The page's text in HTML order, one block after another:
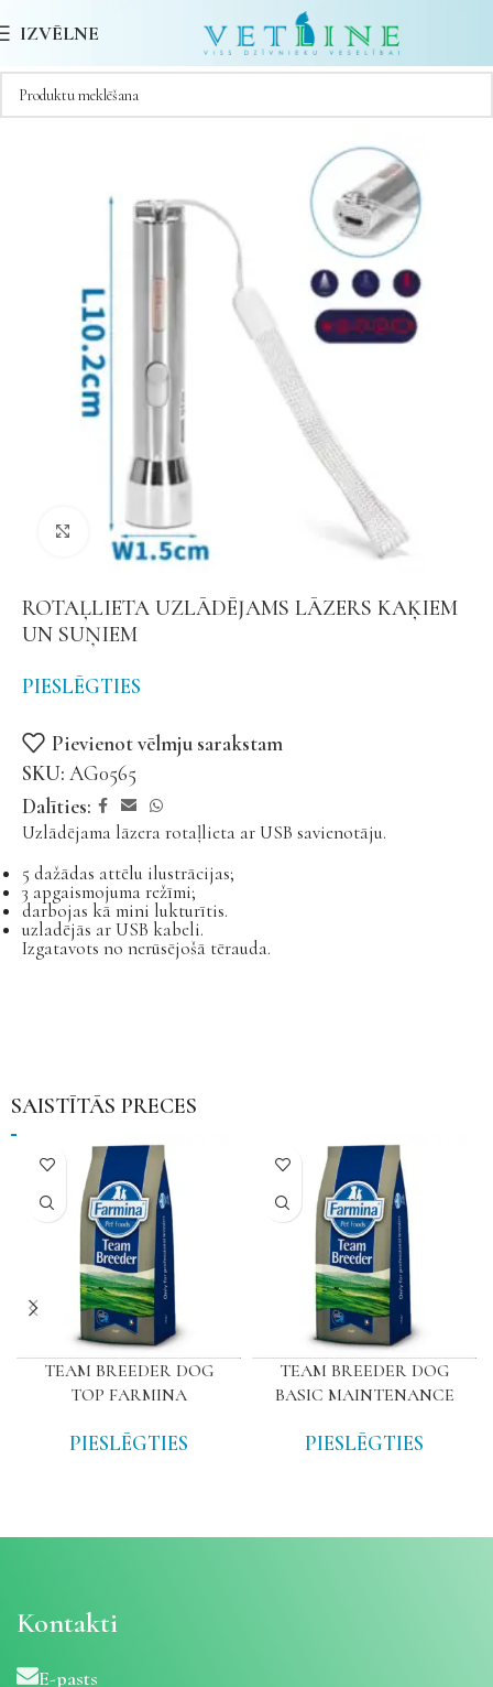
IZVĒLNE
Noklikšķiniet, lai palielinātu
ROTAĻLIETA UZLĀDĒJAMS LĀZERS KAĶIEM
UN SUŅIEM
PIESLĒGTIES
Pievienot vēlmju sarakstam
SKU: AG0565
Dalīties:
Uzlādējama lāzera rotaļlieta ar USB savienotāju.
5 dažādas attēlu ilustrācijas;
3 apgaismojuma režīmi;
darbojas kā mini lukturītis.
uzladējās ar USB kabeli.
Izgatavots no nerūsējošā tērauda.
SAISTĪTĀS PRECES
TEAM BREEDER DOG
TOP FARMINA
PIESLĒGTIES
TEAM BREEDER DOG
BASIC MAINTENANCE
PIESLĒGTIES
Kontakti
E-pasts